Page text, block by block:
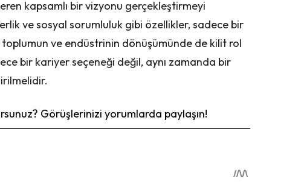
kapsamlı bir vizyonu gerçekleştirmeyi
ve sosyal sorumluluk gibi özellikler, sadece bir
ve endüstrinin dönüşümünde de kilit rol
bir kariyer seçeneği değil, aynı zamanda bir
Görüşlerinizi yorumlarda paylaşın!